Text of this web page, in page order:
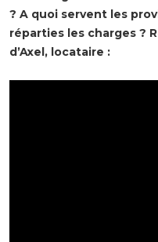
? A quoi servent les
réparties les charges ?
d’Axel, locataire :